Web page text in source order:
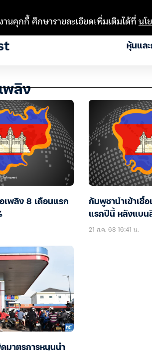
หุ้นแล
พลิง
เพลิง 8 เดือนแรก
กัมพูชานำเข้าเชื้
แรกปีนี้ หลังแบน
21 ส.ค. 68 16:41 น.
มาตรการหนุนนำ
านคุกกี้ ศึกษารายละเอียดเพิ่มเติมได้ที่นโ